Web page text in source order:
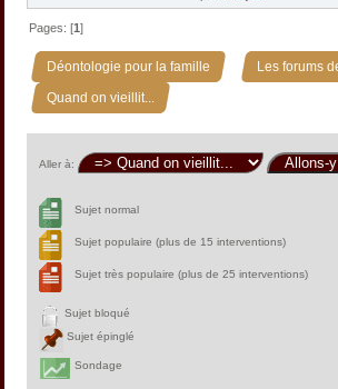
Pages: [1]
Déontologie pour la famille » Les forums
Quand on vieillit...
Aller à:
Sujet normal
Sujet populaire (plus de 15 interventions)
Sujet très populaire (plus de 25 interventions)
Sujet bloqué
Sujet épinglé
Sondage